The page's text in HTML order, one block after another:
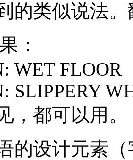
的类似说法
：
WET FLOOR
SLIPPERY
，都可以用。
的设计元素